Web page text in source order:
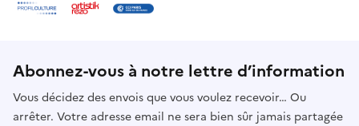
Abonnez-vous à notre lettre d’information
Vous décidez des envois que vous voulez recevoir… Ou
arrêter. Votre adresse email ne sera bien sûr jamais partagée